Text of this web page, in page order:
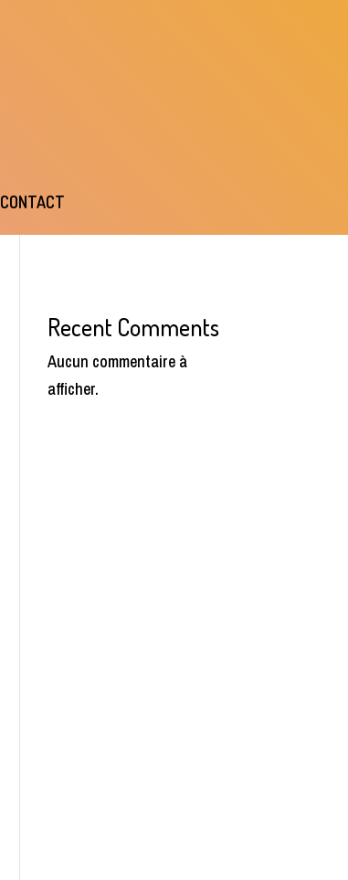
CONTACT
Recent Comments
Aucun commentaire à
afficher.